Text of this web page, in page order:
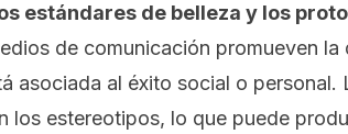
estándares de belleza y los
de comunicación promueven la
asociada al éxito social o personal.
los estereotipos, lo que puede